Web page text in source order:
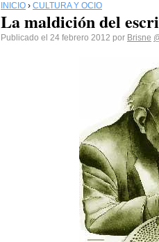
INICIO › CULTURA Y OCIO
La maldición del
Publicado el 24 febrero 2012 por Brisne